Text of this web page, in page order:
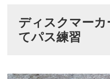
ディスクマー
てパス練習